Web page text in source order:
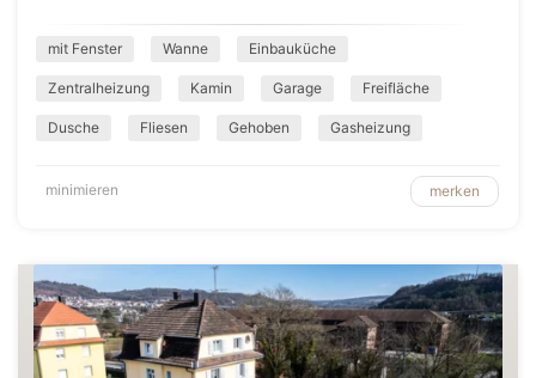
mit Fenster Wanne Einbauküche
Zentralheizung Kamin Garage Freifläche
Dusche Fliesen Gehoben Gasheizung
minimieren merken